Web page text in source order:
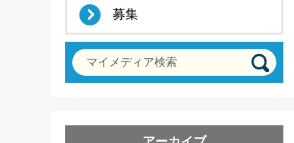
募集
マイメディア検索